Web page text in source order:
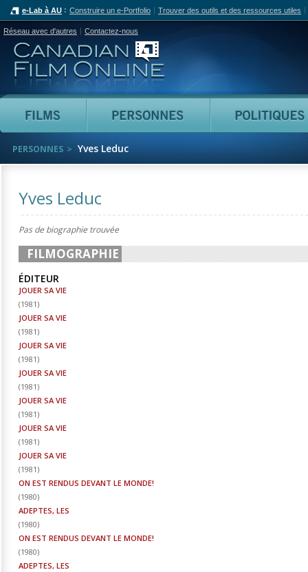
e-Lab à AU Construire un e-Portfolio Trouver des outils et des ressources utiles
Réseau avec d'autres Contactez-nous
Canadian Film Online
Films Personnes
PERSONNES Yves Leduc
Yves Leduc
Pas de biographie trouvée
FILMOGRAPHIE
ÉDITEUR
JOUER SA VIE
(1981)
JOUER SA VIE
(1981)
JOUER SA VIE
(1981)
JOUER SA VIE
(1981)
JOUER SA VIE
(1981)
JOUER SA VIE
(1981)
JOUER SA VIE
(1981)
ON EST RENDUS DEVANT LE MONDE!
(1980)
ADEPTES, LES
(1980)
ON EST RENDUS DEVANT LE MONDE!
(1980)
ADEPTES, LES